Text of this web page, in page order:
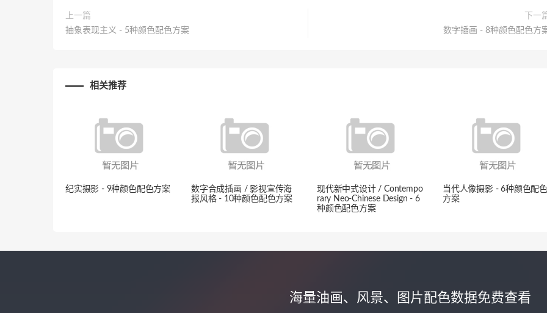
上一篇
抽象表现主义 - 5种颜色配色方案
下一
数字插画 - 8种颜色配色方
相关推荐
纪实摄影 - 9种颜色配色方案
数字合成插画 / 影视宣传海
报风格 - 10种颜色配色方案
现代新中式设计 / Contempo
rary Neo-Chinese Design - 6
种颜色配色方案
当代人像摄影 - 6种颜色配色
方案
海量油画、风景、图片配色数据免费查看